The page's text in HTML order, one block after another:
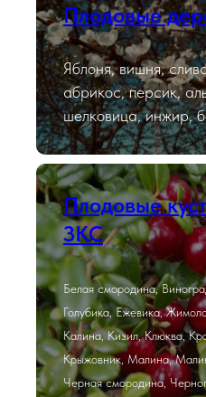
Плодовые
Яблоня, вишня,
абрикос, персик,
шелковица, инжир,
Плодовые
ЗКС
Белая смородина,
Голубика, Ежевика,
Калина, Кизил, Клюква,
Крыжовник, Малина,
Черная смородина,